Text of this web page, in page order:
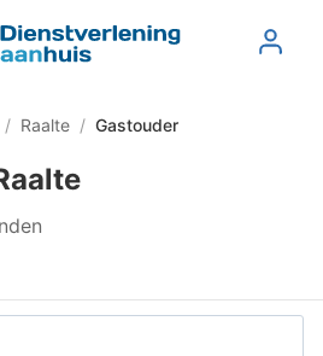
/ Raalte / Gastouder